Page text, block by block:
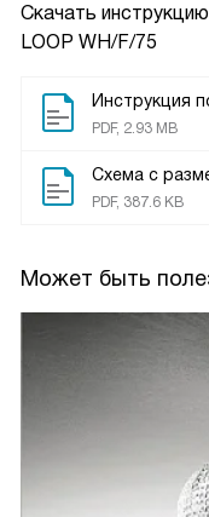
Скачать
LOOP WH/F/75
Инструкция
PDF, 2.93 MB
Схема с
PDF, 387.6 KB
Может быть